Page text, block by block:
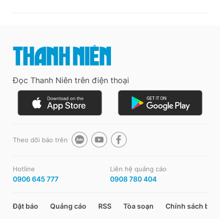
Đọc Thanh Niên trên điện thoại
Theo dõi báo trên
Hotline
0906 645 777
Liên hệ quảng cáo
0908 780 404
Đặt báo Quảng cáo RSS Tòa soạn Chính sách bảo